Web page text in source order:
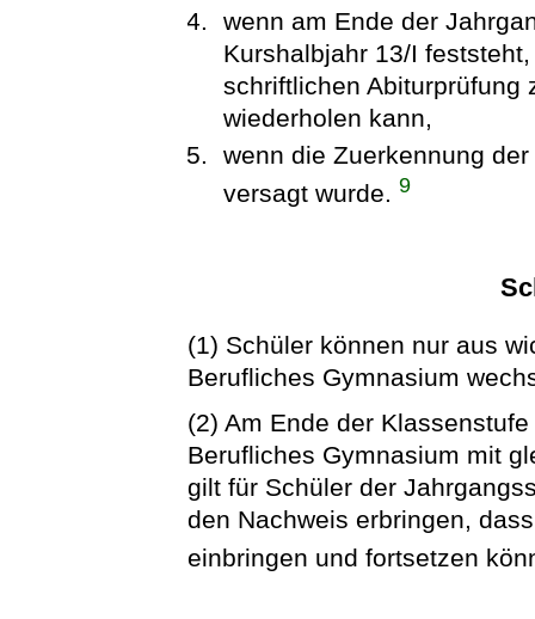
wenn am Ende der
Kurshalbjahr 13/I
schriftlichen Abiturprüfung
wiederholen kann,
wenn die Zuerkennung
versagt wurde. 9
(1) Schüler können nur aus
Berufliches Gymnasium
(2) Am Ende der
Berufliches Gymnasium mit
gilt für Schüler der
den Nachweis erbringen,
einbringen und fortsetzen